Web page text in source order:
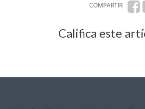
COMPARTIR
Califica este